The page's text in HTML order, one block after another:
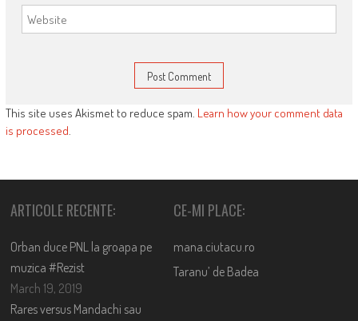
This site uses Akismet to reduce spam. Learn how your comment data
is processed.
ARTICOLE RECENTE:
Orban duce PNL la groapa pe
muzica #Rezist
March 19, 2019
Rares versus Mandachi sau
CE-MI PLACE:
mana.ciutacu.ro
Taranu’ de Badea